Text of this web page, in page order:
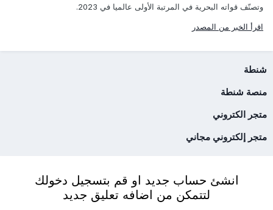
وتصنّف قواته البحرية في المرتبة الأولى عالميا في 2023.
اقرأ الخبر من المصدر
شنطة
منصة شنطة
متجر الكتروني
متجر إلكتروني مجاني
انشئ حساب جديد او قم بتسجيل دخولك
لتتمكن من اضافه تعليق جديد